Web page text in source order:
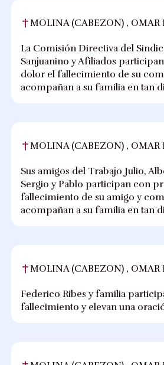
MOLINA (CABEZON) , OMAR
La Comisión Directiva del
Sanjuanino y Afiliados
dolor el fallecimiento de su
acompañan a su familia en tan
MOLINA (CABEZON) , OMAR
Sus amigos del Trabajo Julio,
Sergio y Pablo participan con
fallecimiento de su amigo y
acompañan a su familia en tan
MOLINA (CABEZON) , OMAR
Federico Ribes y familia
fallecimiento y elevan una